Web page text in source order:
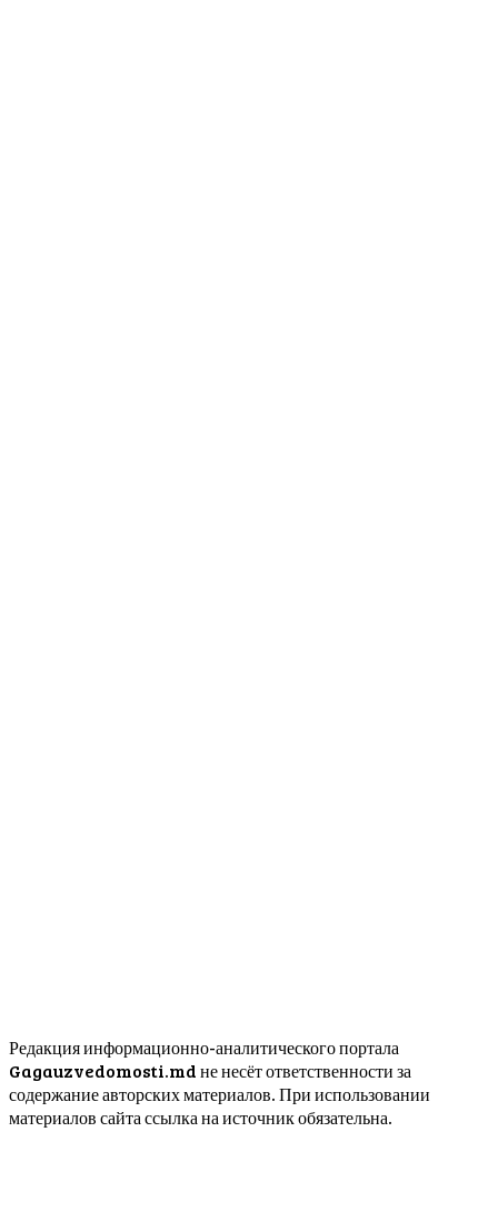
Редакция информационно-аналитического портала
Gagauzvedomosti.md не несёт ответственности за
содержание авторских материалов. При использовании
материалов сайта ссылка на источник обязательна.